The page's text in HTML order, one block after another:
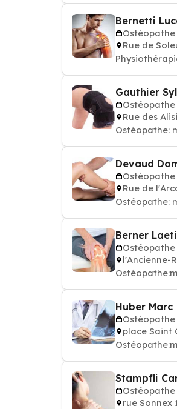
Bernetti
Ostéopathe
Rue de
Gauthier
Ostéopathe
Rue des
Ostéopathe:
Devaud
Ostéopathe
Rue de
Ostéopathe:
Berner
Ostéopathe
l'Ancienne-
Huber Marc
Ostéopathe
place Saint
Stampfli
Ostéopathe
rue Sonnex